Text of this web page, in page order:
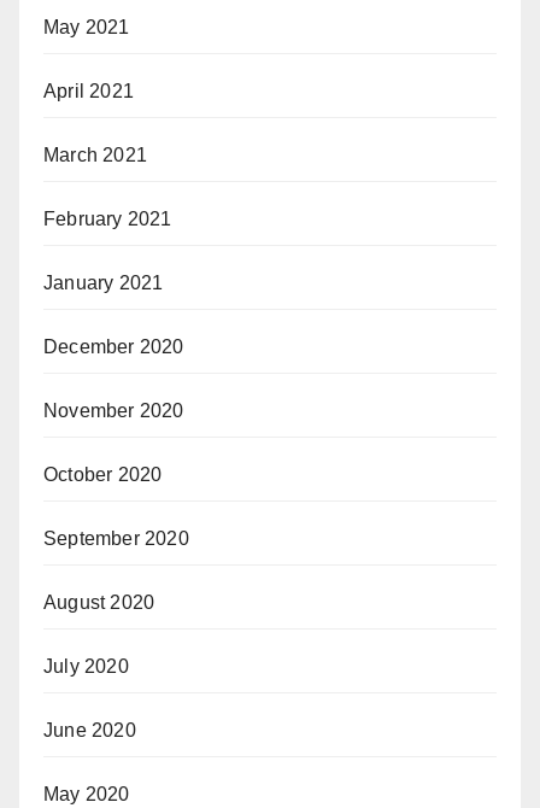
May 2021
April 2021
March 2021
February 2021
January 2021
December 2020
November 2020
October 2020
September 2020
August 2020
July 2020
June 2020
May 2020